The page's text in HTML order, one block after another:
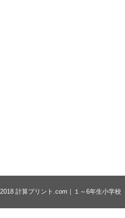
計算プリント.com｜１～6年生小学